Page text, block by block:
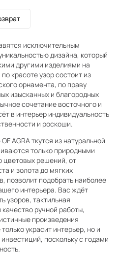
исключительным
дизайна, который
другими изделиями на
красоте узор состоит из
орнамента, по праву
изысканных и благородных
сочетание восточного и
в интерьер индивидуальность
и роскоши.
AGRA ткутся из натуральной
только природными
цветовых решений, от
и золота до мягких
позволит подобрать наиболее
интерьера. Вас ждёт
узоров, тактильная
ручной работы,
произведения
украсит интерьер, но и
поскольку с годами